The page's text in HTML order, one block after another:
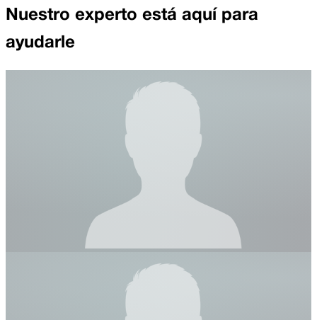
Nuestro experto está aquí para
ayudarle